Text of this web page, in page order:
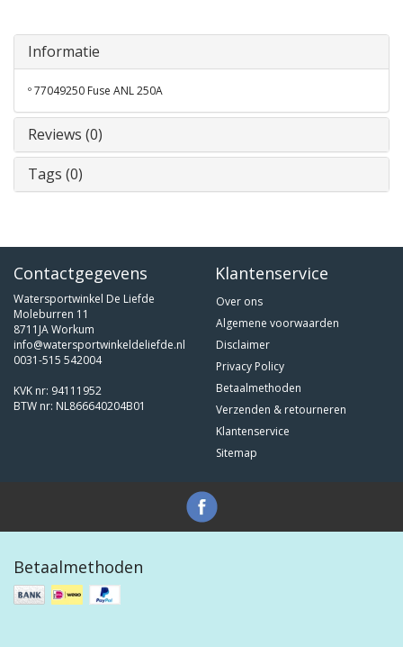
Informatie
º 77049250 Fuse ANL 250A
Reviews (0)
Tags (0)
Contactgegevens
Watersportwinkel De Liefde
Moleburren 11
8711JA Workum
info@watersportwinkeldeliefde.nl
0031-515 542004
KVK nr: 94111952
BTW nr: NL866640204B01
Klantenservice
Over ons
Algemene voorwaarden
Disclaimer
Privacy Policy
Betaalmethoden
Verzenden & retourneren
Klantenservice
Sitemap
Betaalmethoden